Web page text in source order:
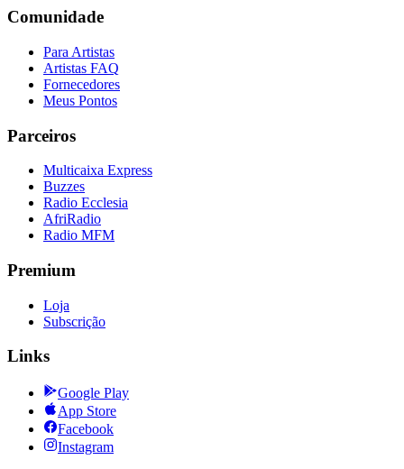
Comunidade
Para Artistas
Artistas FAQ
Fornecedores
Meus Pontos
Parceiros
Multicaixa Express
Buzzes
Radio Ecclesia
AfriRadio
Radio MFM
Premium
Loja
Subscrição
Links
Google Play
App Store
Facebook
Instagram